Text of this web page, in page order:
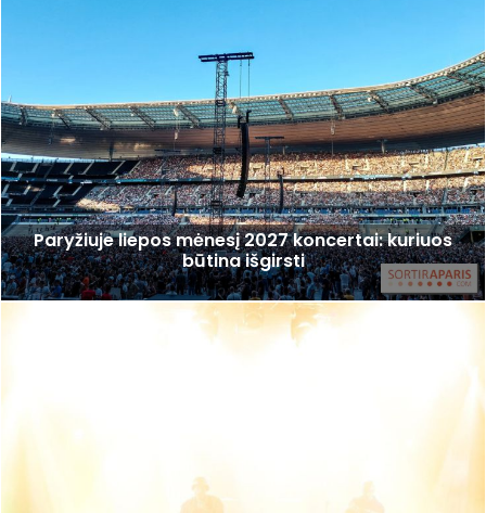
Paryžiuje liepos mėnesį 2027 koncertai: kuriuos
būtina išgirsti